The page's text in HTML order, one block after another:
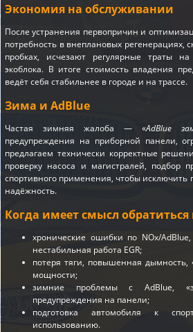
Экономия на обслуживании
После устранения первопричин и
потребность в внеплановых регенерациях,
пробках, исчезают регулярные траты
экоблока. В итоге стоимость владения
ведёт себя стабильнее в городе и на трассе.
Зима и AdBlue
Частая зимняя жалоба — «AdBlue
предупреждения на приборной панели,
предлагаем технически корректные
проверку насоса и магистралей, подбор
спортивного применения, чтобы исключить
надёжность.
Когда имеет смысл
хронические ошибки по NOx/
нестабильная работа EGR;
потеря тяги, повышенная дымность,
мощности;
зимние проблемы с AdBlue,
предупреждения на панели;
подготовка автомобиля к
использованию.